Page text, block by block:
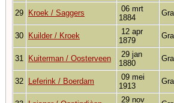
29 Kroek / Saggers
06 mrt
1884
30 Kuilder / Kroek
12 apr
1879
31 Kuiterman / Oosterveen
29 jan
1880
32 Leferink / Boerdam
09 mei
1913
29 nov